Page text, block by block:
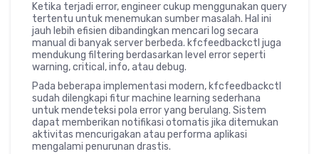
Ketika terjadi error, engineer cukup menggunakan query
tertentu untuk menemukan sumber masalah. Hal ini
jauh lebih efisien dibandingkan mencari log secara
manual di banyak server berbeda. kfcfeedbackctl juga
mendukung filtering berdasarkan level error seperti
warning, critical, info, atau debug.
Pada beberapa implementasi modern, kfcfeedbackctl
sudah dilengkapi fitur machine learning sederhana
untuk mendeteksi pola error yang berulang. Sistem
dapat memberikan notifikasi otomatis jika ditemukan
aktivitas mencurigakan atau performa aplikasi
mengalami penurunan drastis.